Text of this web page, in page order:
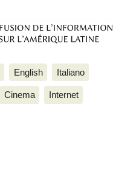
English Italiano
Cinema Internet